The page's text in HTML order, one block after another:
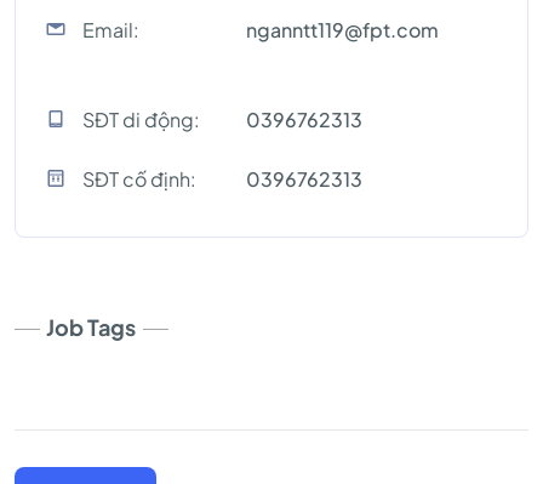
Email: nganntt119@fpt.com
SĐT di động: 0396762313
SĐT cố định: 0396762313
Job Tags